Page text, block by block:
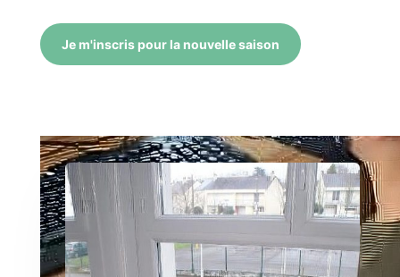
Je m'inscris pour la nouvelle saison